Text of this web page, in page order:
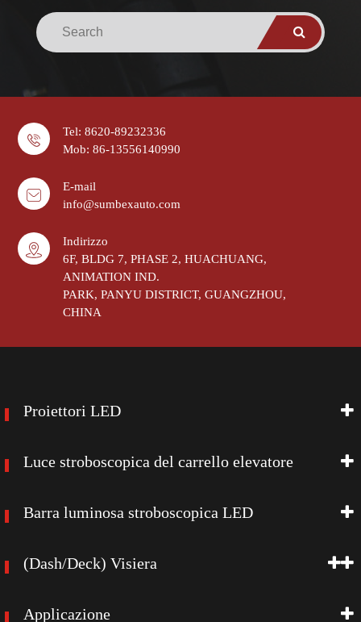
Tel: 8620-89232336
Mob: 86-13556140990
E-mail
info@sumbexauto.com
Indirizzo
6F, BLDG 7, PHASE 2, HUACHUANG,
ANIMATION IND.
PARK, PANYU DISTRICT, GUANGZHOU,
CHINA
Proiettori LED
Luce stroboscopica del carrello elevatore
Barra luminosa stroboscopica LED
(Dash/Deck) Visiera
Applicazione